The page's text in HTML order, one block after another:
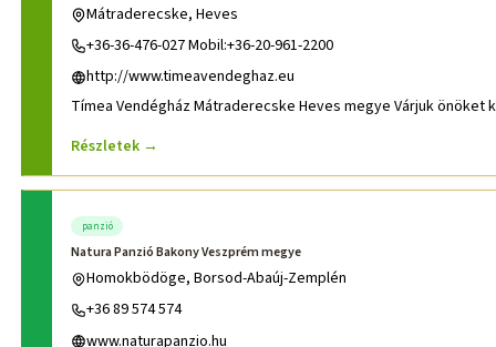
Mátraderecske, Heves
+36-36-476-027 Mobil:+36-20-961-2200
http://www.timeavendeghaz.eu
Részletek →
panzió
Natura Panzió Bakony Veszprém megye
Homokbödöge, Borsod-Abaúj-Zemplén
+36 89 574 574
www.naturapanzio.hu